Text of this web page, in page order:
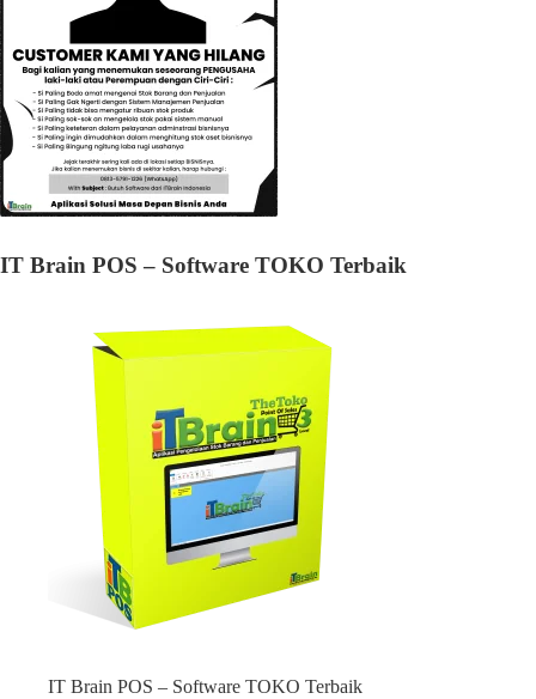
IT Brain POS – Software TOKO Terbaik
IT Brain POS – Software TOKO Terbaik